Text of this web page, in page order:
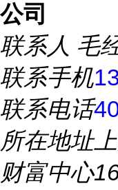
公司
联系人 毛
联系手机
联系电话
所在地址
财富中心